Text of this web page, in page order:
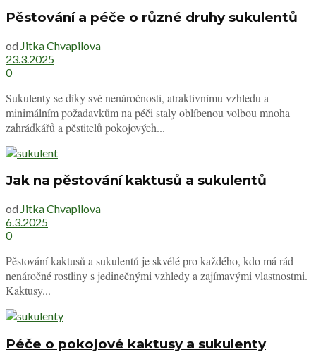
Pěstování a péče o různé druhy sukulentů
od Jitka Chvapilova
23.3.2025
0
Sukulenty se díky své nenáročnosti, atraktivnímu vzhledu a
minimálním požadavkům na péči staly oblíbenou volbou mnoha
zahrádkářů a pěstitelů pokojových...
Jak na pěstování kaktusů a sukulentů
od Jitka Chvapilova
6.3.2025
0
Pěstování kaktusů a sukulentů je skvélé pro každého, kdo má rád
nenáročné rostliny s jedinečnými vzhledy a zajímavými vlastnostmi.
Kaktusy...
Péče o pokojové kaktusy a sukulenty